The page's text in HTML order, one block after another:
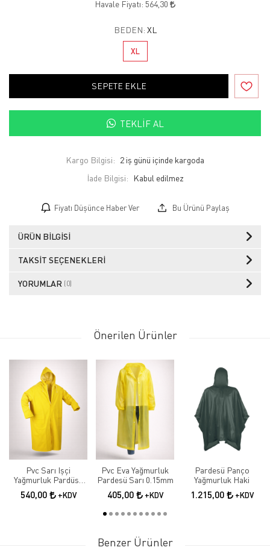
Havale Fiyatı: 564,30
BEDEN: XL
XL
SEPETE EKLE
TEKLIF AL
Kargo Bilgisi: 2 iş günü içinde kargoda
İade Bilgisi:
Fiyatı Düşünce Haber Ver Bu Ürünü Paylaş
ÜRÜN BILGISI
TAKSIT SEÇENEKLERI
YORUMLAR (0)
Önerilen Ürünler
Pvc Sarı Işçi
Yağmurluk Pardüse
0,32 Astarlı
540,00 +KDV
Pvc Eva Yağmurluk
Pardesü Sarı 0.15mm
405,00 +KDV
Pardesü Panço
Yağmurluk Haki
1.215,00 +KDV
Benzer Ürünler